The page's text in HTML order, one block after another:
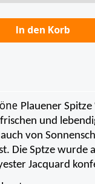
In den Korb
Plauener
und
von
Die Sptze wurde
Jacquard